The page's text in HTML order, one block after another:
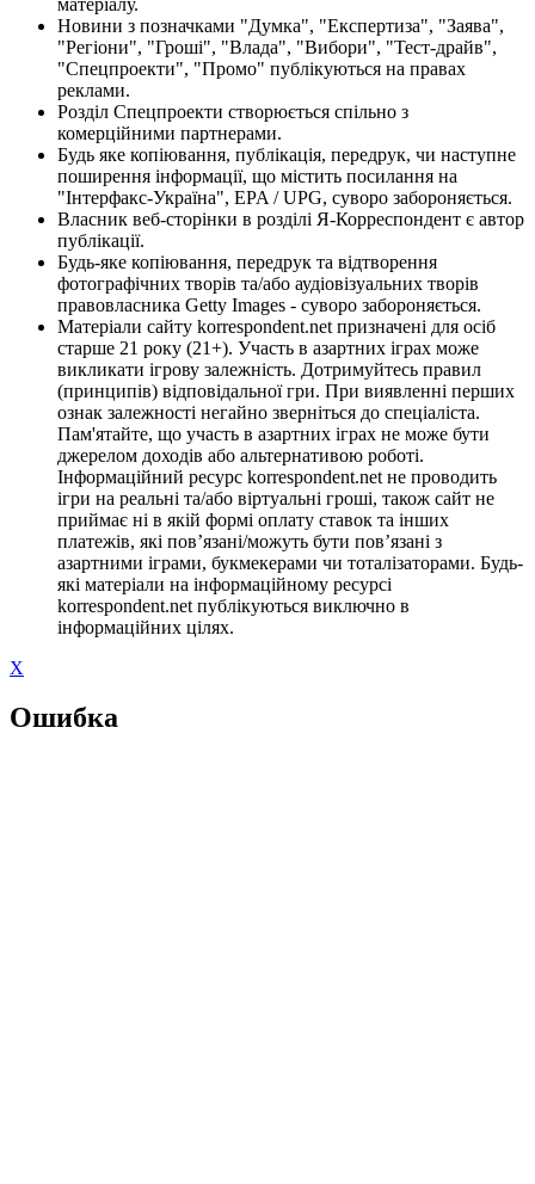
Новини з позначками "Думка", "Експертиза", "Заява",
"Регіони", "Гроші", "Влада", "Вибори", "Тест-драйв",
"Спецпроекти", "Промо" публікуються на правах
реклами.
Розділ Спецпроекти створюється спільно з
комерційними партнерами.
Будь яке копіювання, публікація, передрук, чи наступне
поширення інформації, що містить посилання на
"Інтерфакс-Україна", EPA / UPG, суворо забороняється.
Власник веб-сторінки в розділі Я-Корреспондент є автор
публікації.
Будь-яке копіювання, передрук та відтворення
фотографічних творів та/або аудіовізуальних творів
правовласника Getty Images - суворо забороняється.
Матеріали сайту korrespondent.net призначені для осіб
старше 21 року (21+). Участь в азартних іграх може
викликати ігрову залежність. Дотримуйтесь правил
(принципів) відповідальної гри. При виявленні перших
ознак залежності негайно зверніться до спеціаліста.
Пам'ятайте, що участь в азартних іграх не може бути
джерелом доходів або альтернативою роботі.
Інформаційний ресурс korrespondent.net не проводить
ігри на реальні та/або віртуальні гроші, також сайт не
приймає ні в якій формі оплату ставок та інших
платежів, які пов’язані/можуть бути пов’язані з
азартними іграми, букмекерами чи тоталізаторами. Будь-
які матеріали на інформаційному ресурсі
korrespondent.net публікуються виключно в
інформаційних цілях.
X
Ошибка